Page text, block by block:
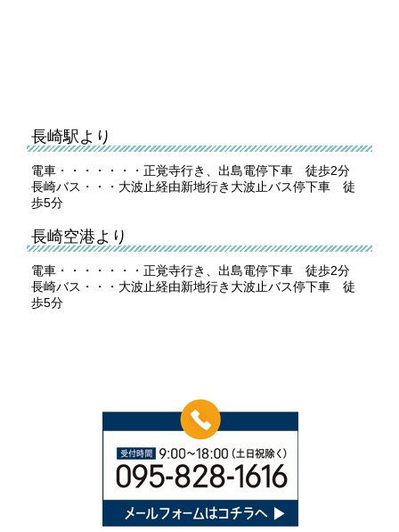
長崎駅より
電車・・・・・・・正覚寺行き、出島電停下車 徒歩2分
長崎バス・・・大波止経由新地行き大波止バス停下車 徒
歩5分
長崎空港より
電車・・・・・・・正覚寺行き、出島電停下車 徒歩2分
長崎バス・・・大波止経由新地行き大波止バス停下車 徒
歩5分